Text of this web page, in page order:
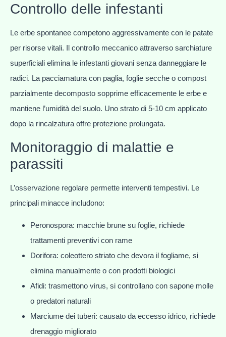
Controllo delle infestanti
Le erbe spontanee competono aggressivamente con le patate
per risorse vitali. Il controllo meccanico attraverso sarchiature
superficiali elimina le infestanti giovani senza danneggiare le
radici. La pacciamatura con paglia, foglie secche o compost
parzialmente decomposto sopprime efficacemente le erbe e
mantiene l’umidità del suolo. Uno strato di 5-10 cm applicato
dopo la rincalzatura offre protezione prolungata.
Monitoraggio di malattie e
parassiti
L’osservazione regolare permette interventi tempestivi. Le
principali minacce includono:
Peronospora: macchie brune su foglie, richiede
trattamenti preventivi con rame
Dorifora: coleottero striato che devora il fogliame, si
elimina manualmente o con prodotti biologici
Afidi: trasmettono virus, si controllano con sapone molle
o predatori naturali
Marciume dei tuberi: causato da eccesso idrico, richiede
drenaggio migliorato